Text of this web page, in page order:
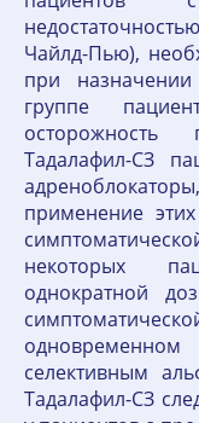
Чайлд-Пью),
при
группе
Тадалафил-СЗ
применение
некоторых
однократной
селективным
Тадалафил-СЗ